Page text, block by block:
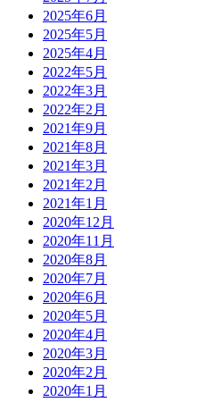
2025年6月
2025年5月
2025年4月
2022年5月
2022年3月
2022年2月
2021年9月
2021年8月
2021年3月
2021年2月
2021年1月
2020年12月
2020年11月
2020年8月
2020年7月
2020年6月
2020年5月
2020年4月
2020年3月
2020年2月
2020年1月